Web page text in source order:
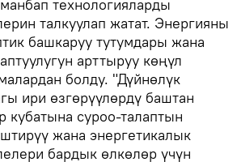
технологияларды
талкуулап жатат. Энергияны
башкаруу тутумдары жана
арттыруу көңүл
болду. "Дүйнөлүк
ири өзгөрүүлөрдү баштан
кубатына суроо-талаптын
жана энергетикалык
бардык өлкөлөр үчүн